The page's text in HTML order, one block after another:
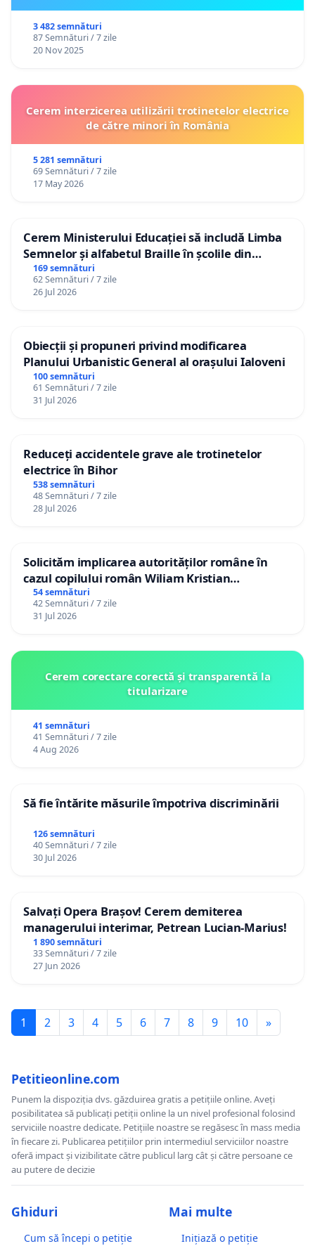
3 482 semnături
87 Semnături / 7 zile
20 Nov 2025
Cerem interzicerea utilizării trotinetelor electrice
de către minori în România
5 281 semnături
69 Semnături / 7 zile
17 May 2026
Cerem Ministerului Educației să includă Limba
Semnelor și alfabetul Braille în școlile din
Republica Moldova!
169 semnături
62 Semnături / 7 zile
26 Jul 2026
Obiecții și propuneri privind modificarea
Planului Urbanistic General al orașului Ialoveni
100 semnături
61 Semnături / 7 zile
31 Jul 2026
Reduceți accidentele grave ale trotinetelor
electrice în Bihor
538 semnături
48 Semnături / 7 zile
28 Jul 2026
Solicităm implicarea autorităților române în
cazul copilului român Wiliam Kristian
Gheorghe, aflat în plasament în Danemarca de
12 ani
54 semnături
42 Semnături / 7 zile
31 Jul 2026
Cerem corectare corectă și transparentă la
titularizare
41 semnături
41 Semnături / 7 zile
4 Aug 2026
Să fie întărite măsurile împotriva discriminării
126 semnături
40 Semnături / 7 zile
30 Jul 2026
Salvați Opera Brașov! Cerem demiterea
managerului interimar, Petrean Lucian-Marius!
1 890 semnături
33 Semnături / 7 zile
27 Jun 2026
1 2 3 4 5 6 7 8 9 10 »
Petitieonline.com
Punem la dispoziția dvs. găzduirea gratis a petițiile online. Aveți
posibilitatea să publicați petiții online la un nivel profesional folosind
serviciile noastre dedicate. Petițiile noastre se regăsesc în mass media
în fiecare zi. Publicarea petițiilor prin intermediul serviciilor noastre
oferă impact și vizibilitate către publicul larg cât și către persoane ce
au putere de decizie
Ghiduri
Cum să începi o petiție
Mai multe
Inițiază o petiție